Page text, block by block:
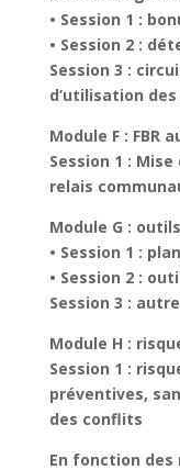
• Session 1 :
• Session 2 :
Session 3 :
d’utilisation des
Module F : FBR
Session 1 :
relais
Module G :
• Session 1 :
• Session 2 :
Session 3 :
Module H :
Session 1 :
préventives,
des conflits
En fonction des